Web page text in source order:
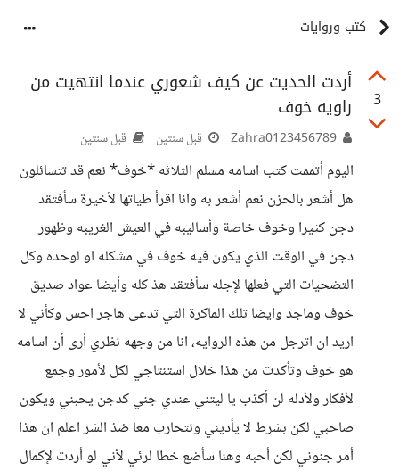
كتب وروايات
3
أردت الحديت عن كيف شعوري عندما انتهيت من
راويه خوف
قبل سنتين قبل سنتين
اليوم أتممت كتب اسامه مسلم الثلاثه *خوف* نعم قد تتسائلون
هل أشعر بالحزن نعم أشعر به وانا اقرأ طياتها لأخيرة سأفتقد
دجن كثيرا وخوف خاصة وأساليبه في العيش الغريبه وظهور
دجن في الوقت الذي يكون فيه خوف في مشكله او لوحده وكل
التضحيات التي فعلها لإجله سأفتقد هذ كله وأيضا عواد صديق
خوف وماجد وايضا تلك الماكرة التي تدعى هاجر احس وكأني لا
اريد ان اترجل من هذه الروايه، انا من وجهه نظري أرى أن اسامه
هو خوف وتأكدت من هذا خلال استنتاجي لكل لأمور وجمع
لأفكار ولأدله لن أكذب يا ليتني عندي جني كدجن يحبني ويكون
صاحبي لكن بشرط لا يأديني ونتحارب معا ضذ الشر اعلم ان هذا
أمر جنوني لكن أحبه وهنا سأضع خطا لرئي لأني لو أردت لإكمال